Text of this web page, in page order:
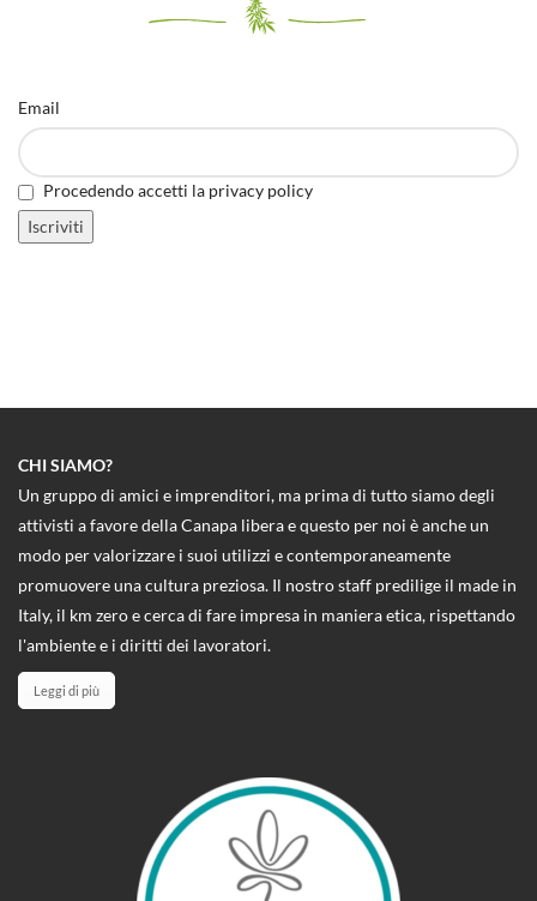
Email
Procedendo accetti la privacy policy
CHI SIAMO?
Un gruppo di amici e imprenditori, ma prima di tutto siamo degli
attivisti a favore della Canapa libera e questo per noi è anche un
modo per valorizzare i suoi utilizzi e contemporaneamente
promuovere una cultura preziosa. Il nostro staff predilige il made in
Italy, il km zero e cerca di fare impresa in maniera etica, rispettando
l'ambiente e i diritti dei lavoratori.
Leggi di più